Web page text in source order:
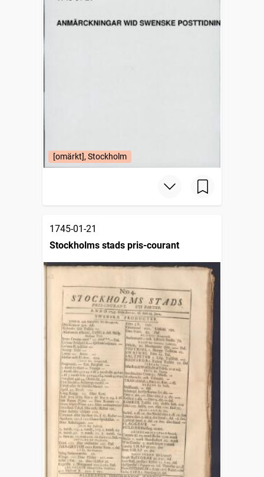
[omärkt], Stockholm
1745-01-21
Stockholms stads pris-courant